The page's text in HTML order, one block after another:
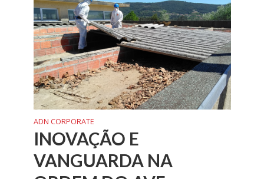
ADN CORPORATE
INOVAÇÃO E
VANGUARDA NA